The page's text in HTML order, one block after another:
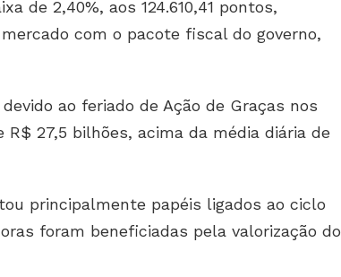
de 2,40%, aos 124.610,41 pontos,
com o pacote fiscal do governo,
ao feriado de Ação de Graças nos
27,5 bilhões, acima da média diária de
principalmente papéis ligados ao ciclo
foram beneficiadas pela valorização do